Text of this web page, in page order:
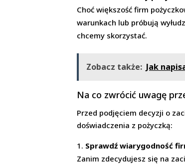
Choć większość firm
warunkach lub próbują
chcemy skorzystać.
Zobacz także: Jak
Na co zwrócić uwagę
Przed podjęciem decyzji o
doświadczenia z pożyczką:
Sprawdź wiarygodność
Zanim zdecydujesz się na